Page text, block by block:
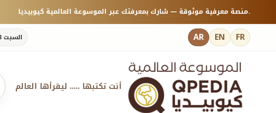
منصة معرفية موثوقة — شارك بمعرفتك عبر الموسوعة العالمية كيوبيديا.
السبت 08 أغسطس 2026 AR EN FR
أنت تكتبها ..... ليقرأها العالم